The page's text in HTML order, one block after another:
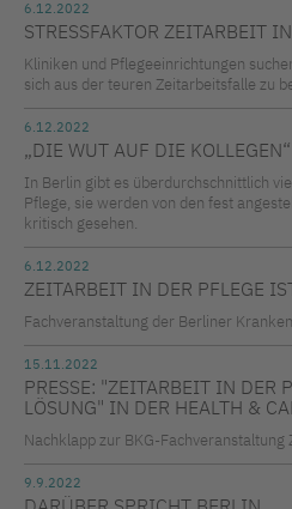
6.12.2022
STRESSFAKTOR ZEITARBEIT
Kliniken und Pflegeeinrichtungen
sich aus der teuren Zeitarbeitsfalle zu
6.12.2022
„DIE WUT AUF DIE KOLLEGEN“
In Berlin gibt es überdurchschnittlich
Pflege, sie werden von den fest
kritisch gesehen.
6.12.2022
ZEITARBEIT IN DER PFLEGE
Fachveranstaltung der Berliner
15.11.2022
PRESSE: "ZEITARBEIT IN DER
LÖSUNG" IN DER HEALTH &
Nachklapp zur BKG-
9.9.2022